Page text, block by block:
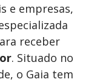
e empresas,
receber
. Situado no
o Gaia tem